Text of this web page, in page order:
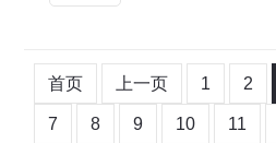
首页 上一页 1 2
7 8 9 10 11